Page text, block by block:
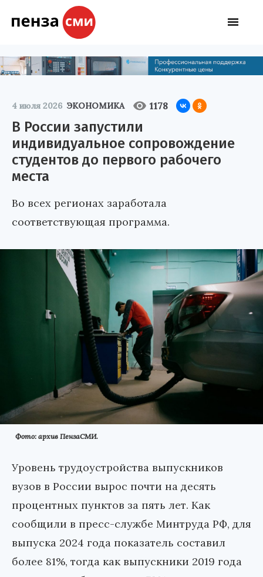
4 июля 2026 ЭКОНОМИКА 1178
В России запустили
индивидуальное сопровождение
студентов до первого рабочего
места
Во всех регионах заработала
соответствующая программа.
Фото: архив ПензаСМИ.
Уровень трудоустройства выпускников
вузов в России вырос почти на десять
процентных пунктов за пять лет. Как
сообщили в пресс-службе Минтруда РФ, для
выпуска 2024 года показатель составил
более 81%, тогда как выпускники 2019 года